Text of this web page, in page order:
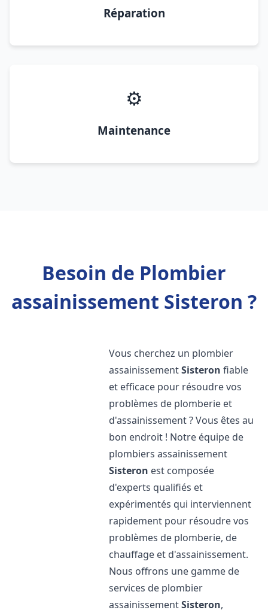
Réparation
⚙️
Maintenance
Besoin de Plombier
assainissement Sisteron ?
Vous cherchez un plombier
assainissementSisteron fiable
et efficace pour résoudre vos
problèmes de plomberie et
d'assainissement ? Vous êtes au
bon endroit ! Notre équipe de
plombiers assainissement
Sisteron est composée
d'experts qualifiés et
expérimentés qui interviennent
rapidement pour résoudre vos
problèmes de plomberie, de
chauffage et d'assainissement.
Nous offrons une gamme de
services de plombier
assainissementSisteron,